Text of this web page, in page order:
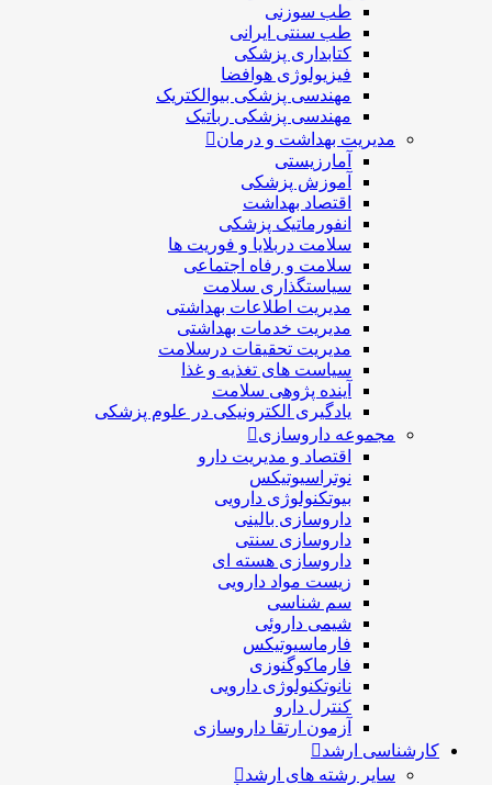
طب سوزنی
طب سنتی ایرانی
کتابداری پزشکی
فیزیولوژی هوافضا
مهندسی پزشکی بیوالکتریک
مهندسی پزشکی رباتیک
مدیریت بهداشت و درمان
آمارزیستی
آموزش پزشکی
اقتصاد بهداشت
انفورماتیک پزشکی
سلامت دربلايا و فوريت ها
سلامت و رفاه اجتماعی
سیاستگذاری سلامت
مدیریت اطلاعات بهداشتی
مدیریت خدمات بهداشتی
مدیریت تحقیقات درسلامت
سیاست های تغذیه و غذا
آینده پژوهی سلامت
یادگیری الکترونیکی در علوم پزشکی
مجموعه داروسازی
اقتصاد و مديريت دارو
نوتراسیوتیکس
بيوتكنولوژی دارویی
داروسازی بالينی
داروسازی سنتی
داروسازی هسته ای
زیست مواد دارویی
سم شناسی
شيمی داروئی
فارماسيوتيكس
فارماكوگنوزی
نانوتکنولوژی دارویی
كنترل دارو
آزمون ارتقا داروسازی
کارشناسی ارشد
سایر رشته های ارشد